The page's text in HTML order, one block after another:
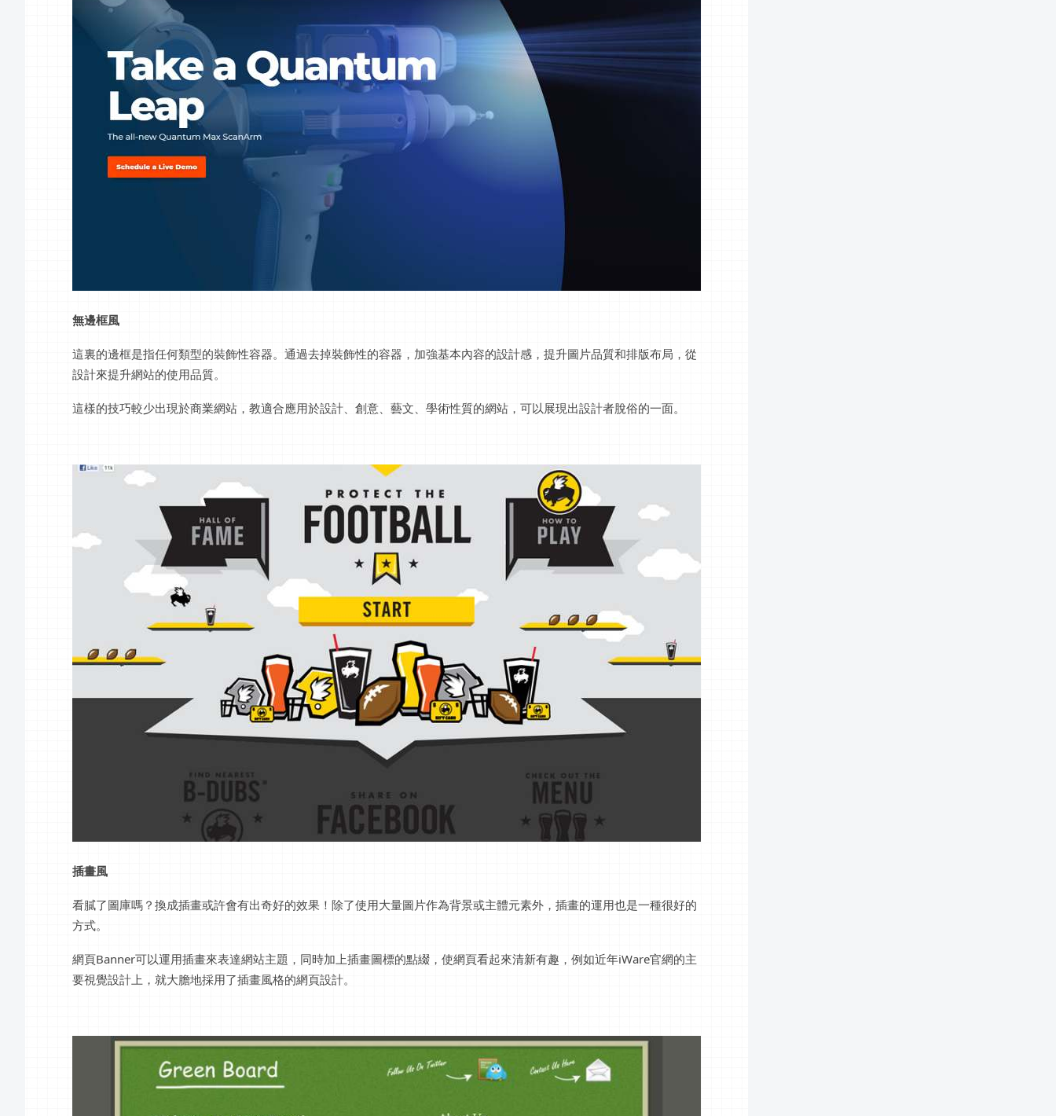
無邊框風
這裏的邊框是指任何類型的裝飾性容器。通過去掉裝飾性的容器，加強基本內容的設計感，提升圖片品質和排版布局，從
設計來提升網站的使用品質。
這樣的技巧較少出現於商業網站，教適合應用於設計、創意、藝文、學術性質的網站，可以展現出設計者脫俗的一面。
插畫風
看膩了圖庫嗎？換成插畫或許會有出奇好的效果！除了使用大量圖片作為背景或主體元素外，插畫的運用也是一種很好的
方式。
網頁Banner可以運用插畫來表達網站主題，同時加上插畫圖標的點綴，使網頁看起來清新有趣，例如近年iWare官網的主
要視覺設計上，就大膽地採用了插畫風格的網頁設計。